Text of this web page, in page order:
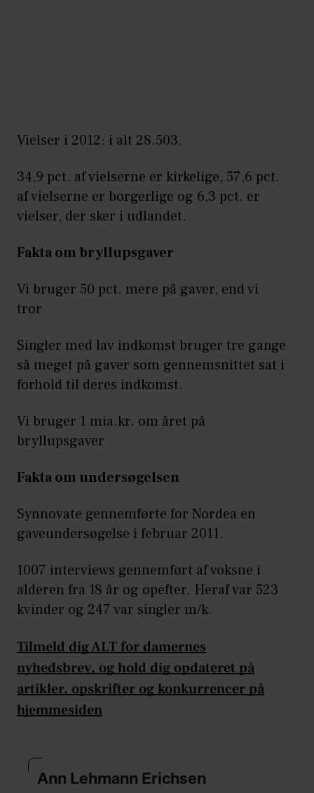
Vielser i 2012: i alt 28.503.
34,9 pct. af vielserne er kirkelige, 57,6 pct.
af vielserne er borgerlige og 6,3 pct. er
vielser, der sker i udlandet.
Fakta om bryllupsgaver
Vi bruger 50 pct. mere på gaver, end vi
tror
Singler med lav indkomst bruger tre gange
så meget på gaver som gennemsnittet sat i
forhold til deres indkomst.
Vi bruger 1 mia.kr. om året på
bryllupsgaver
Fakta om undersøgelsen
Synnovate gennemførte for Nordea en
gaveundersøgelse i februar 2011.
1007 interviews gennemført af voksne i
alderen fra 18 år og opefter. Heraf var 523
kvinder og 247 var singler m/k.
Tilmeld dig ALT for damernes
nyhedsbrev, og hold dig opdateret på
artikler, opskrifter og konkurrencer på
hjemmesiden
Ann Lehmann Erichsen